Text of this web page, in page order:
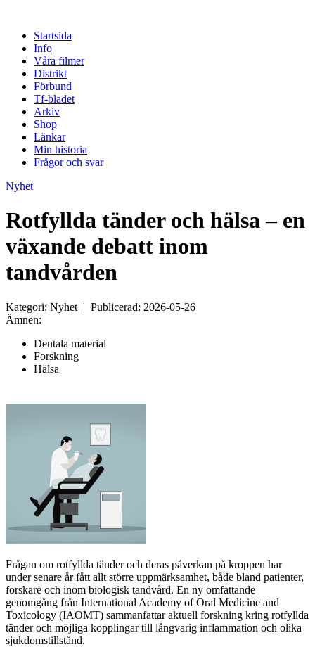
Startsida
Info
Våra filmer
Distrikt
Förbund
Tf-bladet
Arkiv
Shop
Länkar
Min historia
Frågor och svar
Nyhet
Rotfyllda tänder och hälsa – en
växande debatt inom
tandvården
Kategori: Nyhet | Publicerad: 2026-05-26
Ämnen:
Dentala material
Forskning
Hälsa
Frågan om rotfyllda tänder och deras påverkan på kroppen har
under senare år fått allt större uppmärksamhet, både bland patienter,
forskare och inom biologisk tandvård. En ny omfattande
genomgång från International Academy of Oral Medicine and
Toxicology (IAOMT) sammanfattar aktuell forskning kring rotfyllda
tänder och möjliga kopplingar till långvarig inflammation och olika
sjukdomstillstånd.